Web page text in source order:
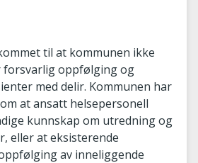
til at kommunen ikke
oppfølging og
med delir. Kommunen har
at ansatt helsepersonell
kunnskap om utredning og
eller at eksisterende
av inneliggende